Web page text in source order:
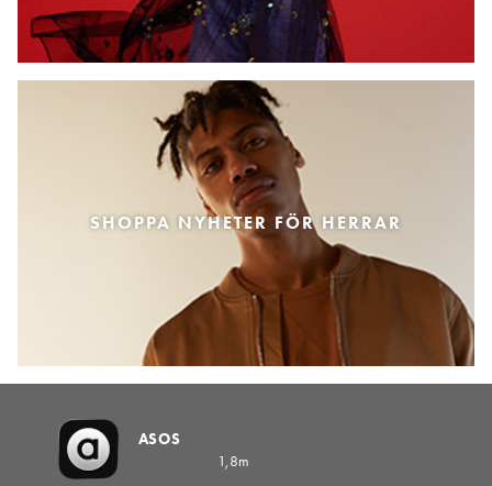
SHOPPA NYHETER FÖR HERRAR
ASOS
1,8m